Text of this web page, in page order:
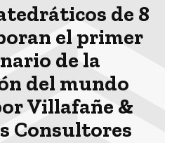
de 8
el primer
de la
del mundo
Villafañe &
Consultores